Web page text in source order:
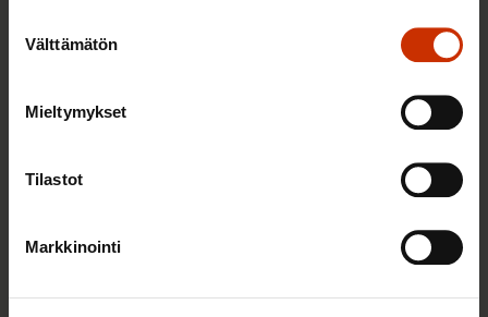
valinta
Välttämätön
Mieltymykset
Tilastot
Markkinointi
TYÖNTEKIJÄN OIKEUDET